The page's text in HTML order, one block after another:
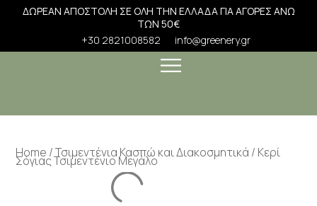
ΔΩΡΕΑΝ ΑΠΟΣΤΟΛΗ ΣΕ ΟΛΗ ΤΗΝ ΕΛΛΑΔΑ ΓΙΑ ΑΓΟΡΕΣ ΑΝΩ
ΤΩΝ 50€
+30 2821008582
info@greenery.gr
Home /Τσιμεντένια Κασπώ και Διακοσμητικά / Κερί
Σόγιας Τσιμεντένιο Μεγάλο